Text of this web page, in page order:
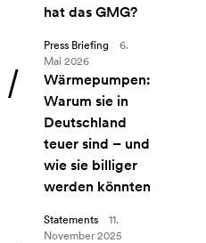
hat das GMG?
Press Briefing
6.
Mai 2026
Wärmepumpen:
Warum sie in
Deutschland
teuer sind – und
wie sie billiger
werden könnten
Statements
11.
November 2025
Angebot: Wärmepumpen: